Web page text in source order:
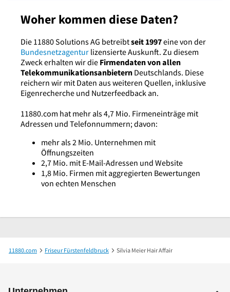
Woher kommen diese Daten?
Die 11880 Solutions AG betreibtseit 1997eine von der
Bundesnetzagentur lizensierte Auskunft. Zu diesem
Zweck erhalten wir die Firmendaten von allen
Telekommunikationsanbietern Deutschlands. Diese
reichern wir mit Daten aus weiteren Quellen, inklusive
Eigenrecherche und Nutzerfeedback an.
11880.com hat mehr als 4,7 Mio. Firmeneinträge mit
Adressen und Telefonnummern; davon:
mehr als 2 Mio. Unternehmen mit
Öffnungszeiten
2,7 Mio. mit E-Mail-Adressen und Website
1,8 Mio. Firmen mit aggregierten Bewertungen
von echten Menschen
11880.com Friseur Fürstenfeldbruck Silvia Meier Hair Affair